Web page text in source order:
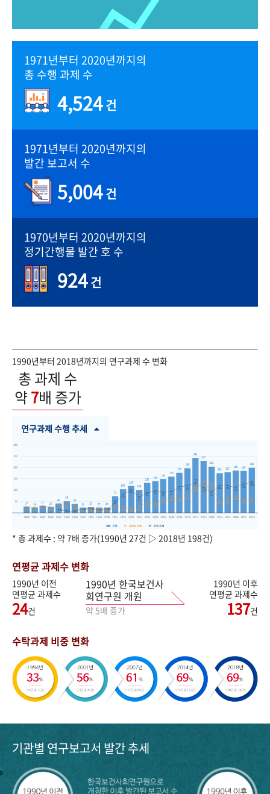
1971년부터 2020년까지의
총 수행 과제 수
4,524건
1971년부터 2020년까지의
발간 보고서 수
5,004건
1970년부터 2020년까지의
정기간행물 발간 호 수
924건
1990년부터 2018년까지의 연구과제 수 변화
총 과제 수
약7배 증가
연구과제 수행 추세
* 총 과제수 : 약 7배 증가(1990년 27건 ▷ 2018년 198건)
연평균 과제수 변화
1990년 이전
연평균 과제수
24건
1990년 한국보건사
회연구원 개원
약 5배 증가
1990년 이후
연평균 과제수
137건
수탁과제 비중 변화
기관별 연구보고서 발간 추세